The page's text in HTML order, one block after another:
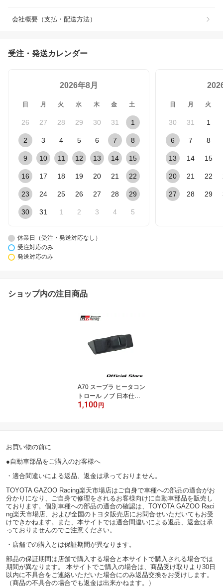
会社概要（支払・配送方法）
受注・発送カレンダー
2026年8月
日 月 火 水 木 金 土
26 27 28 29 30 31 1
2 3 4 5 6 7 8
9 10 11 12 13 14 15
16 17 18 19 20 21 22
23 24 25 26 27 28 29
30 31 1 2 3 4 5
日 月 火
30 31 1
6 7 8
13 14 15
20 21 22
27 28 29
休業日（受注・発送対応なし）
受注対応のみ
発送対応のみ
ショップ内の注目商品
A70 スープラ ヒータコン
トロール ノブ 日本仕様,
欧州仕様 55905-14190
1,100円
お買い物の前に
●自動車部品をご購入のお客様へ
・適合間違いによる返品、返金は承っておりません。
TOYOTA GAZOO Racing楽天市場店はご自身で車種への部品の適合がお
分かりになり、ご自身で修理をされるお客様向けに自動車部品を販売し
ております。個別車種への部品の適合の確認は、TOYOTA GAZOO Raci
ng楽天市場店、および全国のトヨタ販売店にお問合せいただいてもお受
けできかねます。また、本サイトでは適合間違いによる返品、返金は承
っておりませんのでご注意ください。
・店舗での購入とは保証期間が異なります。
部品の保証期間は店舗で購入する場合と本サイトで購入される場合では
期間が異なります。 本サイトでご購入の場合は、商品受け取りより30日
以内に不具合をご連絡いただいた場合にのみ返品交換をお受けします。
（商品の不具合の場合でも返金は出来かねます。）